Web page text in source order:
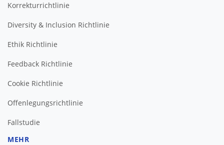
Korrekturrichtlinie
Diversity & Inclusion Richtlinie
Ethik Richtlinie
Feedback Richtlinie
Cookie Richtlinie
Offenlegungsrichtlinie
Fallstudie
MEHR